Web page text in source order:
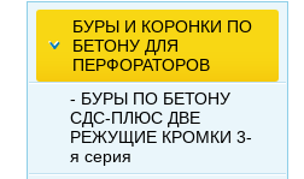
БУРЫ И КОРОНКИ ПО
БЕТОНУ ДЛЯ
ПЕРФОРАТОРОВ
- БУРЫ ПО БЕТОНУ
СДС-ПЛЮС ДВЕ
РЕЖУЩИЕ КРОМКИ 3-
я серия